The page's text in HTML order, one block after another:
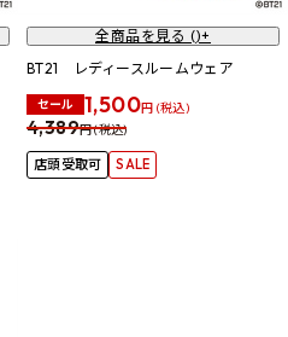
全商品を見る ()+
BT21 レディースルームウェア
セール 1,500円 (税込)
4,389円 (税込)
店頭受取可 SALE